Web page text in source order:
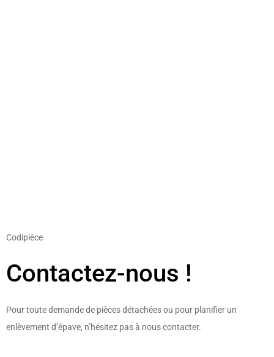
Codipièce
Contactez-nous !
Pour toute demande de pièces détachées ou pour planifier un
enlèvement d’épave, n’hésitez pas à nous contacter.